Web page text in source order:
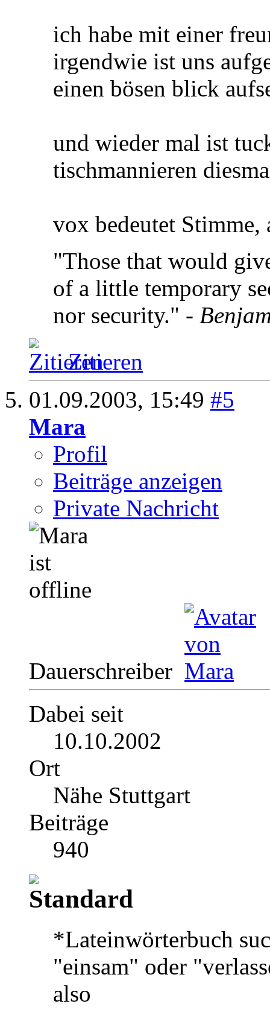
ich habe mit einer
irgendwie ist uns
einen bösen blick
und wieder mal ist
tischmannieren
vox bedeutet
"Those that would
of a little temporary
nor security." -
Zitieren
01.09.2003, 15:49 #5
Mara
Profil
Beiträge anzeigen
Private Nachricht
Dauerschreiber
Dabei seit
10.10.2002
Ort
Nähe Stuttgart
Beiträge
940
*Lateinwörterbuch
"einsam" oder
also